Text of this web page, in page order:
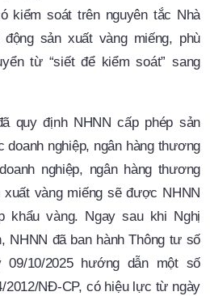
kiểm soát trên nguyên tắc Nhà
sản xuất vàng miếng, phù
từ “siết để kiểm soát” sang
quy định NHNN cấp phép sản
doanh nghiệp, ngân hàng thương
nghiệp, ngân hàng thương
vàng miếng sẽ được NHNN
khẩu vàng. Ngay sau khi Nghị
NHNN đã ban hành Thông tư số
09/10/2025 hướng dẫn một số
2012/NĐ-CP, có hiệu lực từ ngày